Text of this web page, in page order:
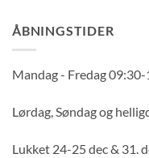
ÅBNINGSTIDER
Mandag - Fredag
Lørdag, Søndag og
Lukket 24-25 dec & 31.